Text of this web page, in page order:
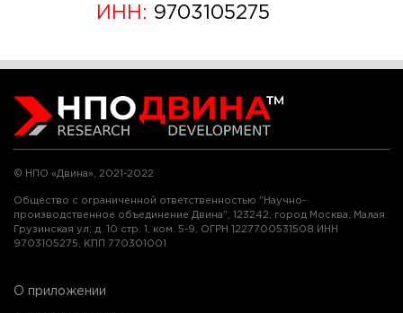
ИНН: 9703105275
© НПО «Двина», 2021-2022
Общество с ограниченной ответственностью "Научно-
производственное объединение Двина", 123242, город Москва, Малая
Грузинская ул, д. 10 стр. 1, ком. 5-9, ОГРН 1227700531508 ИНН
9703105275, КПП 770301001
О приложении